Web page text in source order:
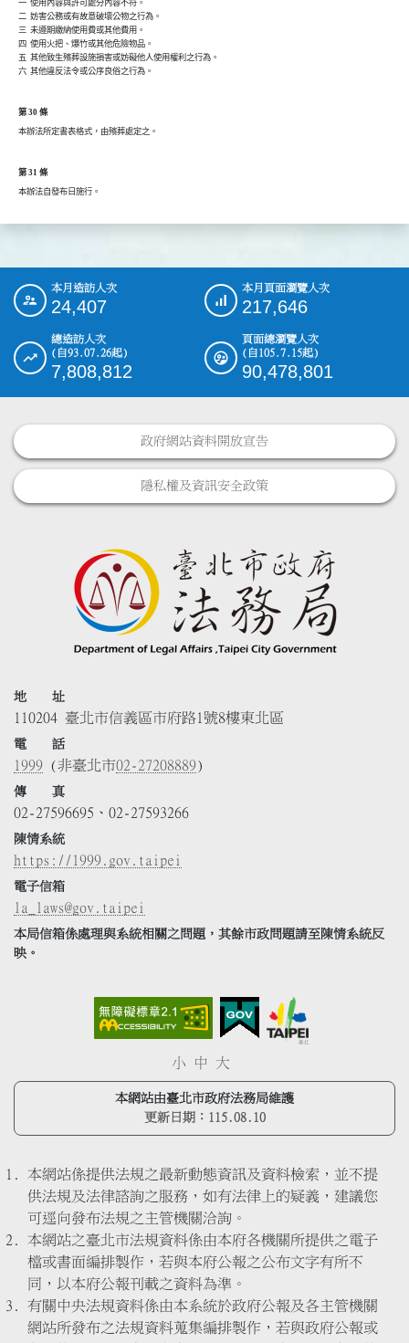
一  使用內容與許可處分內容不符。
二  妨害公務或有故意破壞公物之行為。
三  未遵期繳納使用費或其他費用。
四  使用火把、爆竹或其他危險物品。
五  其他致生殯葬設施損害或妨礙他人使用權利之行為。
六  其他違反法令或公序良俗之行為。
第 30 條
本辦法所定書表格式，由殯葬處定之。
第 31 條
本辦法自發布日施行。
::: 本月造訪人次
24,407
本月頁面瀏覽人次
217,646
總造訪人次
(自93.07.26起)
7,808,812
頁面總瀏覽人次
(自105.7.15起)
90,478,801
政府網站資料開放宣告
隱私權及資訊安全政策
地 址
110204 臺北市信義區市府路1號8樓東北區
電 話
1999 (非臺北市02-27208889)
傳 真
02-27596695、02-27593266
陳情系統
https://1999.gov.taipei
電子信箱
la_laws@gov.taipei
本局信箱係處理與系統相關之問題，其餘市政問題請至陳情系統反
映。
小 中 大
本網站由臺北市政府法務局維護
更新日期： 115.08.10
本網站係提供法規之最新動態資訊及資料檢索，並不提
供法規及法律諮詢之服務，如有法律上的疑義，建議您
可逕向發布法規之主管機關洽詢。
本網站之臺北市法規資料係由本府各機關所提供之電子
檔或書面編排製作，若與本府公報之公布文字有所不
同，以本府公報刊載之資料為準。
有關中央法規資料係由本系統於政府公報及各主管機關
網站所發布之法規資料蒐集編排製作，若與政府公報或